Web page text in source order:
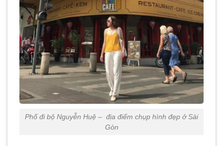
Phố đi bộ Nguyễn Huệ – địa điểm chụp hình đẹp ở Sài
Gòn